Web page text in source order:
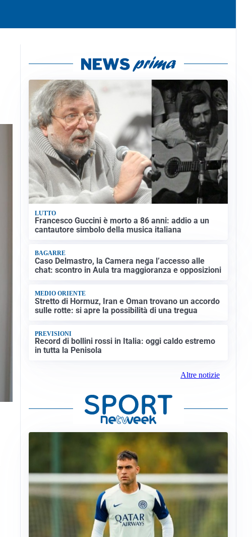
LUTTO
Francesco Guccini è morto a 86 anni: addio a un
cantautore simbolo della musica italiana
BAGARRE
Caso Delmastro, la Camera nega l’accesso alle
chat: scontro in Aula tra maggioranza e opposizioni
MEDIO ORIENTE
Stretto di Hormuz, Iran e Oman trovano un accordo
sulle rotte: si apre la possibilità di una tregua
PREVISIONI
Record di bollini rossi in Italia: oggi caldo estremo
in tutta la Penisola
Altre notizie